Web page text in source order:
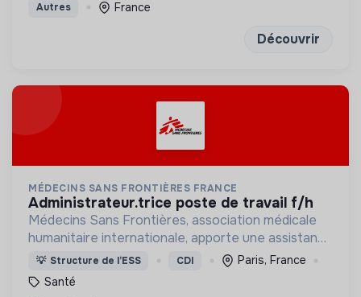
Autres France
Découvrir
MÉDECINS SANS FRONTIÈRES FRANCE
administrateur.trice poste de travail f/h
Médecins Sans Frontières, association médicale
humanitaire internationale, apporte une assistance
médicale à des populations dont la vie est
menacée.
💡 Structure de l’ESS CDI
Paris, France
Santé